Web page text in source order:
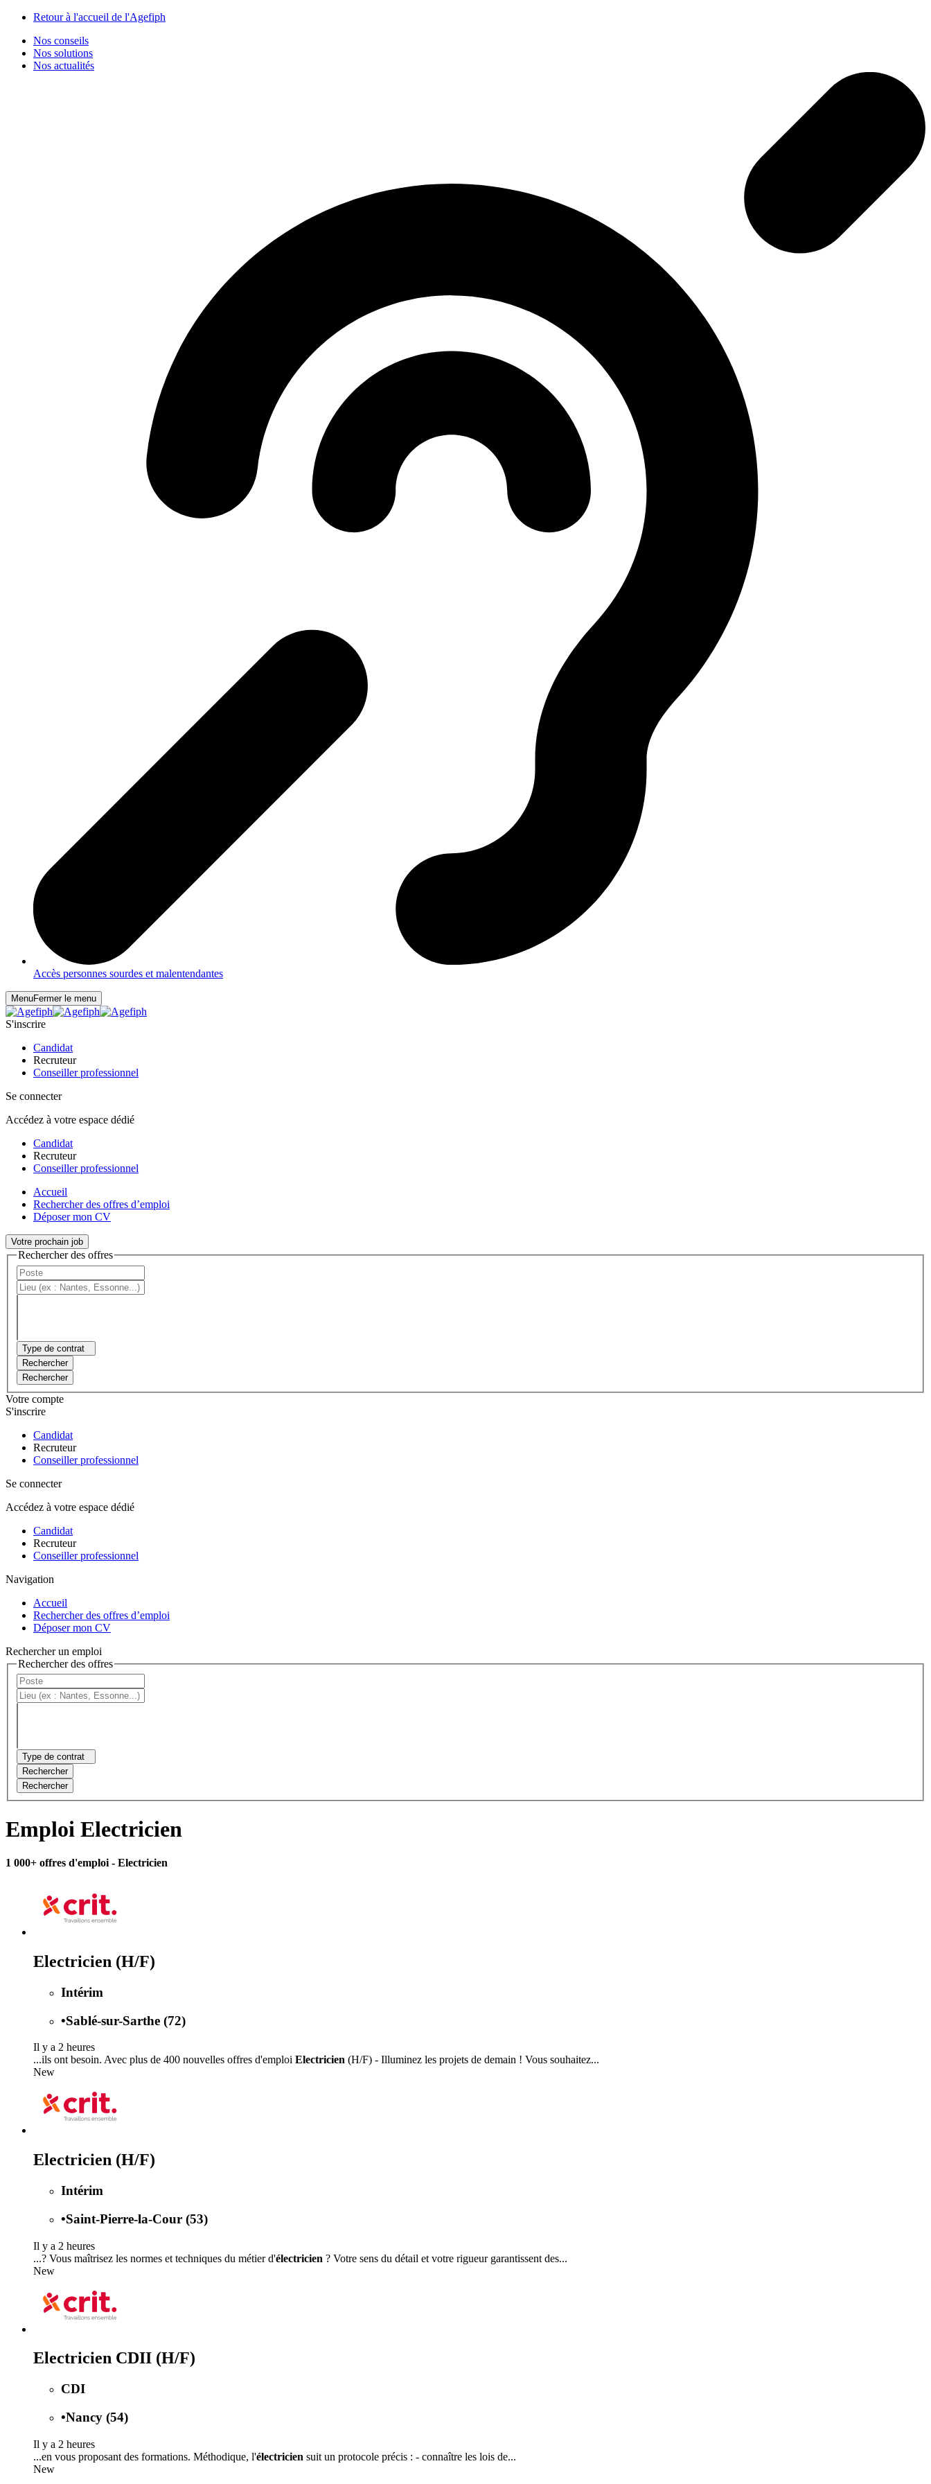
Retour à l'accueil de l'Agefiph
Nos conseils
Nos solutions
Nos actualités
Accès personnes sourdes et malentendantes
MenuFermer le menu
S'inscrire
Candidat
Recruteur
Conseiller professionnel
Se connecter
Accédez à votre espace dédié
Candidat
Recruteur
Conseiller professionnel
Accueil
Rechercher des offres d’emploi
Déposer mon CV
Votre prochain job
Rechercher des offres
Type de contrat
Rechercher
Rechercher
Votre compte
S'inscrire
Candidat
Recruteur
Conseiller professionnel
Se connecter
Accédez à votre espace dédié
Candidat
Recruteur
Conseiller professionnel
Navigation
Accueil
Rechercher des offres d’emploi
Déposer mon CV
Rechercher un emploi
Rechercher des offres
Type de contrat
Rechercher
Rechercher
Emploi Electricien
1 000+ offres d'emploi - Electricien
Electricien (H/F)
Intérim
•Sablé-sur-Sarthe (72)
Il y a 2 heures
...ils ont besoin. Avec plus de 400 nouvelles offres d'emploi Electricien (H/F) - Illuminez les projets de demain ! Vous souhaitez...
New
Electricien (H/F)
Intérim
•Saint-Pierre-la-Cour (53)
Il y a 2 heures
...? Vous maîtrisez les normes et techniques du métier d'électricien ? Votre sens du détail et votre rigueur garantissent des...
New
Electricien CDII (H/F)
CDI
•Nancy (54)
Il y a 2 heures
...en vous proposant des formations. Méthodique, l'électricien suit un protocole précis : - connaître les lois de...
New